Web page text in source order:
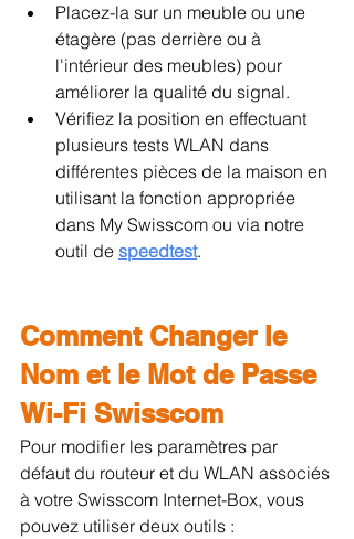
Placez-la sur un meuble ou une
étagère (pas derrière ou à
l'intérieur des meubles) pour
améliorer la qualité du signal.
Vérifiez la position en effectuant
plusieurs tests WLAN dans
différentes pièces de la maison en
utilisant la fonction appropriée
dans My Swisscom ou via notre
outil de speedtest.
Comment Changer le
Nom et le Mot de Passe
Wi-Fi Swisscom
Pour modifier les paramètres par
défaut du routeur et du WLAN associés
à votre Swisscom Internet-Box, vous
pouvez utiliser deux outils :